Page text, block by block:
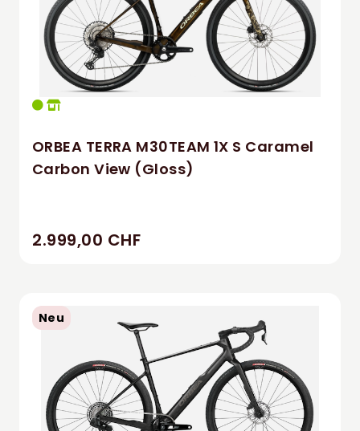
ORBEA TERRA M30TEAM 1X S Caramel
Carbon View (Gloss)
2.999,00 CHF
Neu